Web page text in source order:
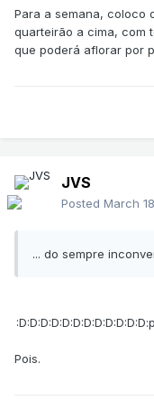
Para a semana, coloco
quarteirão a cima, com
que poderá aflorar por
JVS
Posted March
... do sempre
:D:D:D:D:D:D:D:D:D:D:D:D:p
Pois.